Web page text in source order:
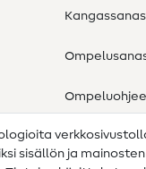
sisällön ja